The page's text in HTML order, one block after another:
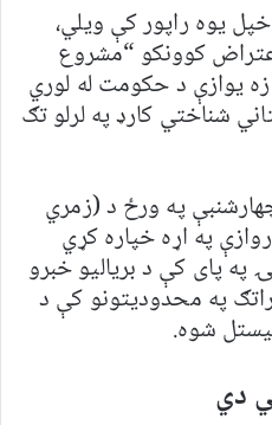
یوه راپور کې ویلي،
کوونکو “مشروع
یوازې د حکومت له لوري
شناختي کارډ په لرلو تګ
په ورځ د (زمري
په اړه خپاره کړي
په پای کې د بریالیو خبرو
په محدودیتونو کې د
شوه.
دي